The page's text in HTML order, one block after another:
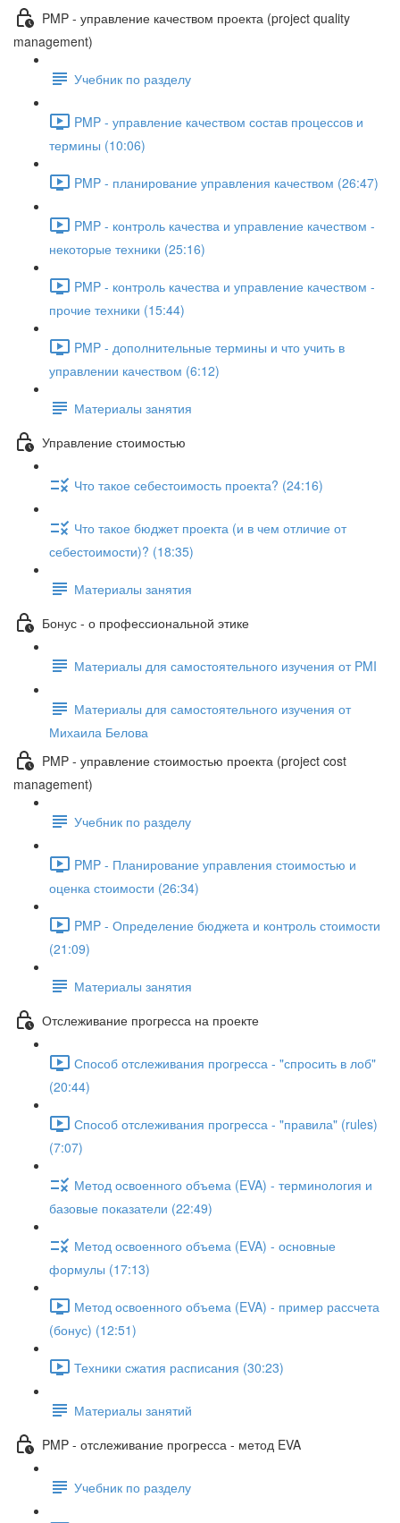
PMP - управление качеством проекта (project quality
management)
Учебник по разделу
PMP - управление качеством состав процессов и
термины (10:06)
PMP - планирование управления качеством (26:47)
PMP - контроль качества и управление качеством -
некоторые техники (25:16)
PMP - контроль качества и управление качеством -
прочие техники (15:44)
PMP - дополнительные термины и что учить в
управлении качеством (6:12)
Материалы занятия
Управление стоимостью
Что такое себестоимость проекта? (24:16)
Что такое бюджет проекта (и в чем отличие от
себестоимости)? (18:35)
Материалы занятия
Бонус - о профессиональной этике
Материалы для самостоятельного изучения от PMI
Материалы для самостоятельного изучения от
Михаила Белова
PMP - управление стоимостью проекта (project cost
management)
Учебник по разделу
PMP - Планирование управления стоимостью и
оценка стоимости (26:34)
PMP - Определение бюджета и контроль стоимости
(21:09)
Материалы занятия
Отслеживание прогресса на проекте
Способ отслеживания прогресса - "спросить в лоб"
(20:44)
Способ отслеживания прогресса - "правила" (rules)
(7:07)
Метод освоенного объема (EVA) - терминология и
базовые показатели (22:49)
Метод освоенного объема (EVA) - основные
формулы (17:13)
Метод освоенного объема (EVA) - пример рассчета
(бонус) (12:51)
Техники сжатия расписания (30:23)
Материалы занятий
PMP - отслеживание прогресса - метод EVA
Учебник по разделу